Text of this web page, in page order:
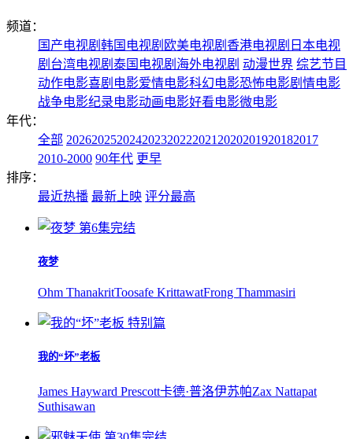
频道：
国产电视剧 韩国电视剧 欧美电视剧 香港电视剧 日本电视
剧 台湾电视剧 泰国电视剧 海外电视剧 动漫世界 综艺节目
动作电影喜剧电影爱情电影科幻电影恐怖电影剧情电影
战争电影纪录电影动画电影好看电影微电影
年代：
全部 202620252024202320222021 2020201920182017
2010-2000 90年代 更早
排序：
最近热播 最新上映 评分最高
第6集完结
夜梦
Ohm ThanakritToosafe KrittawatFrong Thammasiri
特别篇
我的“坏”老板
James Hayward Prescott卡德·普洛伊苏帕Zax Nattapat
Suthisawan